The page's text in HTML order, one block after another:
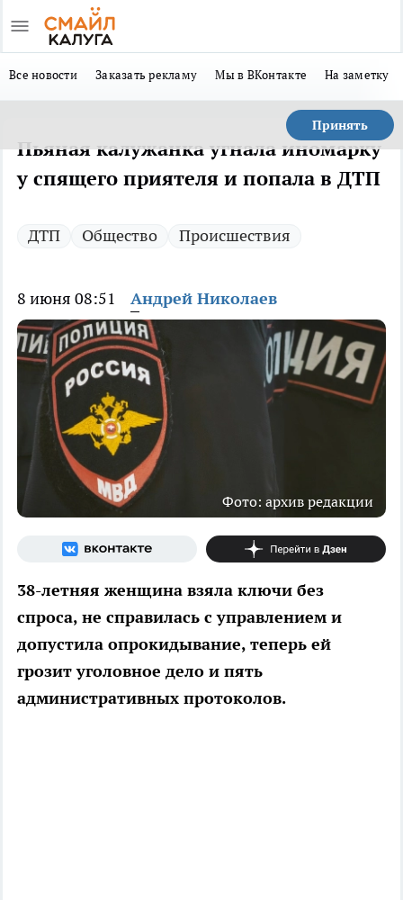
Все новости Заказать рекламу Мы в ВКонтакте На заметку
Принять
Пьяная калужанка угнала иномарку
у спящего приятеля и попала в ДТП
ДТП Общество Происшествия
8 июня 08:51 Андрей Николаев
Фото: архив редакции
38-летняя женщина взяла ключи без
спроса, не справилась с управлением и
допустила опрокидывание, теперь ей
грозит уголовное дело и пять
административных протоколов.